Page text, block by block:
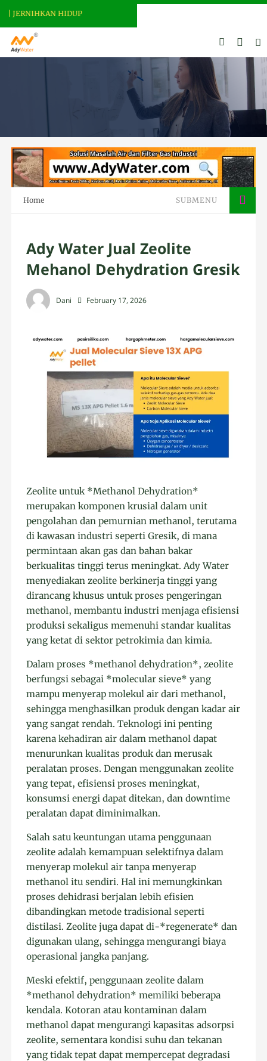
HIDUP
Home SUBMENU
Ady Water Jual Zeolite
Mehanol Dehydration Gresik
Dani February 17, 2026
Zeolite untuk *Methanol Dehydration*
merupakan komponen krusial dalam unit
pengolahan dan pemurnian methanol, terutama
di kawasan industri seperti Gresik, di mana
permintaan akan gas dan bahan bakar
berkualitas tinggi terus meningkat. Ady Water
menyediakan zeolite berkinerja tinggi yang
dirancang khusus untuk proses pengeringan
methanol, membantu industri menjaga efisiensi
produksi sekaligus memenuhi standar kualitas
yang ketat di sektor petrokimia dan kimia.
Dalam proses *methanol dehydration*, zeolite
berfungsi sebagai *molecular sieve* yang
mampu menyerap molekul air dari methanol,
sehingga menghasilkan produk dengan kadar air
yang sangat rendah. Teknologi ini penting
karena kehadiran air dalam methanol dapat
menurunkan kualitas produk dan merusak
peralatan proses. Dengan menggunakan zeolite
yang tepat, efisiensi proses meningkat,
konsumsi energi dapat ditekan, dan downtime
peralatan dapat diminimalkan.
Salah satu keuntungan utama penggunaan
zeolite adalah kemampuan selektifnya dalam
menyerap molekul air tanpa menyerap
methanol itu sendiri. Hal ini memungkinkan
proses dehidrasi berjalan lebih efisien
dibandingkan metode tradisional seperti
distilasi. Zeolite juga dapat di-*regenerate* dan
digunakan ulang, sehingga mengurangi biaya
operasional jangka panjang.
Meski efektif, penggunaan zeolite dalam
*methanol dehydration* memiliki beberapa
kendala. Kotoran atau kontaminan dalam
methanol dapat mengurangi kapasitas adsorpsi
zeolite, sementara kondisi suhu dan tekanan
yang tidak tepat dapat mempercepat degradasi